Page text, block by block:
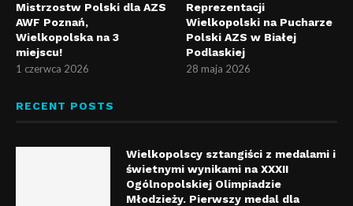
Mistrzostw Polski dla AZS
AWF Poznań,
Wielkopolska na 3
miejscu!
1 czerwca 2026
Reprezentacji
Wielkopolski na Pucharze
Polski AZS w Białej
Podlaskiej
28 maja 2026
RECENT POSTS
Wielkopolscy sztangiści z medalami i
świetnymi wynikami na XXXII
Ogólnopolskiej Olimpiadzie
Młodzieży. Pierwszy medal dla